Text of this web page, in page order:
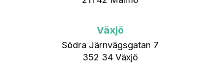
Växjö
Södra Järnvägsgatan 7
352 34 Växjö